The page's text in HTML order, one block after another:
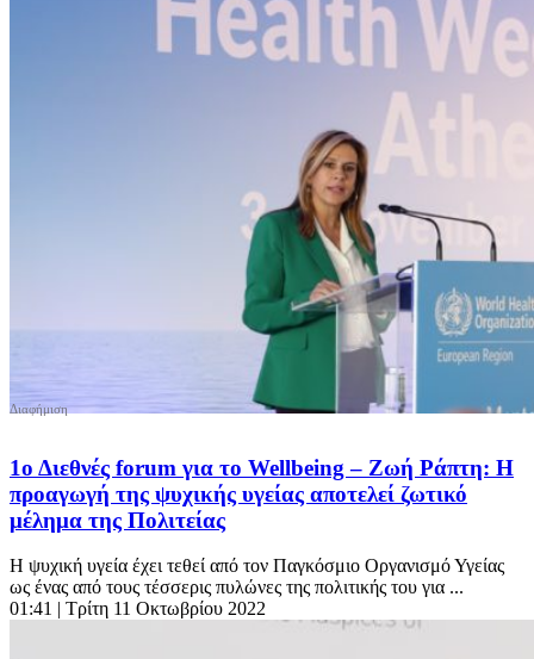
1ο Διεθνές forum για το Wellbeing – Ζωή Ράπτη: Η
προαγωγή της ψυχικής υγείας αποτελεί ζωτικό
μέλημα της Πολιτείας
H ψυχική υγεία έχει τεθεί από τον Παγκόσμιο Οργανισμό Υγείας
ως ένας από τους τέσσερις πυλώνες της πολιτικής του για ...
01:41 | Τρίτη 11 Οκτωβρίου 2022